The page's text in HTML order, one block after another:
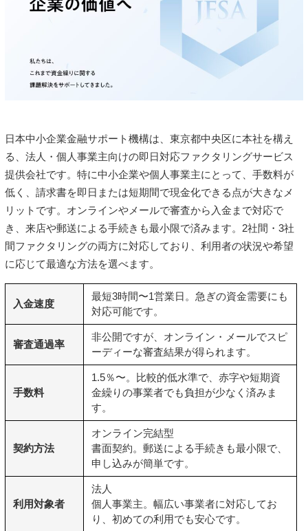
日本中小企業金融サポート機構は、東京都中央区に本社を構え
る、法人・個人事業主向けの即日対応ファクタリングサービス
提供会社です。特に中小企業や個人事業主にとって、手数料が
低く、請求書を即日または短期間で現金化できる点が大きなメ
リットです。オンラインやメールで審査から入金まで対応で
き、来店や郵送による手続きも最小限で済みます。2社間・3社
間ファクタリングの両方に対応しており、利用者の状況や希望
に応じて最適な方法を選べます。
入金速度
最短3時間〜1営業日。急ぎの資金需要にも
対応可能です。
審査通過率
非公開ですが、オンライン・メールでスピ
ーディーな審査結果が得られます。
手数料
1.5％〜。比較的低水準で、赤字や短期資
金繰りの事業者でも負担が少なく済みま
す。
契約方法
オンライン完結型
書面契約。郵送による手続きも最小限で、
申し込みが簡単です。
利用対象者
法人
個人事業主。幅広い事業者に対応してお
り、初めての利用でも安心です。